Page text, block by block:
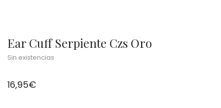
Ear Cuff Serpiente Czs Oro
Sin existencias
16,95€